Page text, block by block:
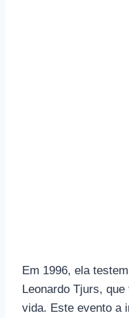
Em 1996, ela
Leonardo Tjurs,
vida. Este evento a